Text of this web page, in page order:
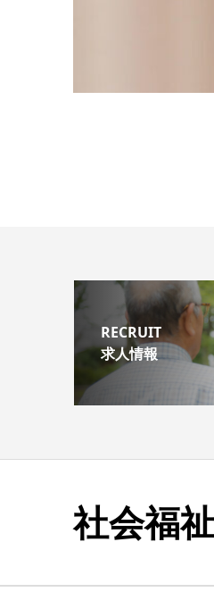
RECRUIT
求人情報
社会福